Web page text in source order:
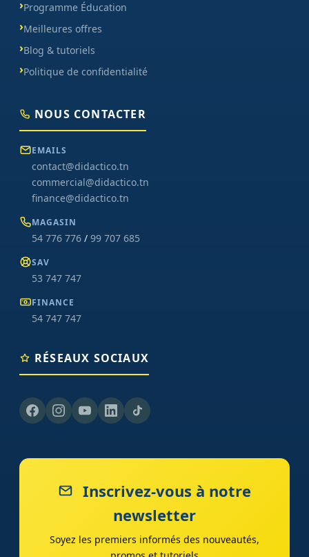
Programme Éducation
Meilleures offres
Blog & tutoriels
Politique de confidentialité
NOUS CONTACTER
EMAILS
contact@didactico.tn
commercial@didactico.tn
finance@didactico.tn
MAGASIN
54 776 776 / 99 707 685
SAV
53 747 747
FINANCE
54 747 747
RÉSEAUX SOCIAUX
Inscrivez-vous à notre
newsletter
Soyez les premiers informés des nouveautés,